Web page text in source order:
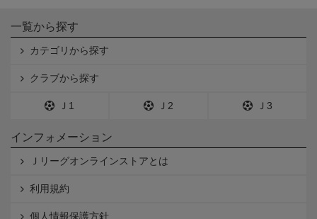
一覧から探す
カテゴリから探す
クラブから探す
Ｊ1 Ｊ2 Ｊ3
インフォメーション
Ｊリーグオンラインストアとは
利用規約
個人情報保護方針